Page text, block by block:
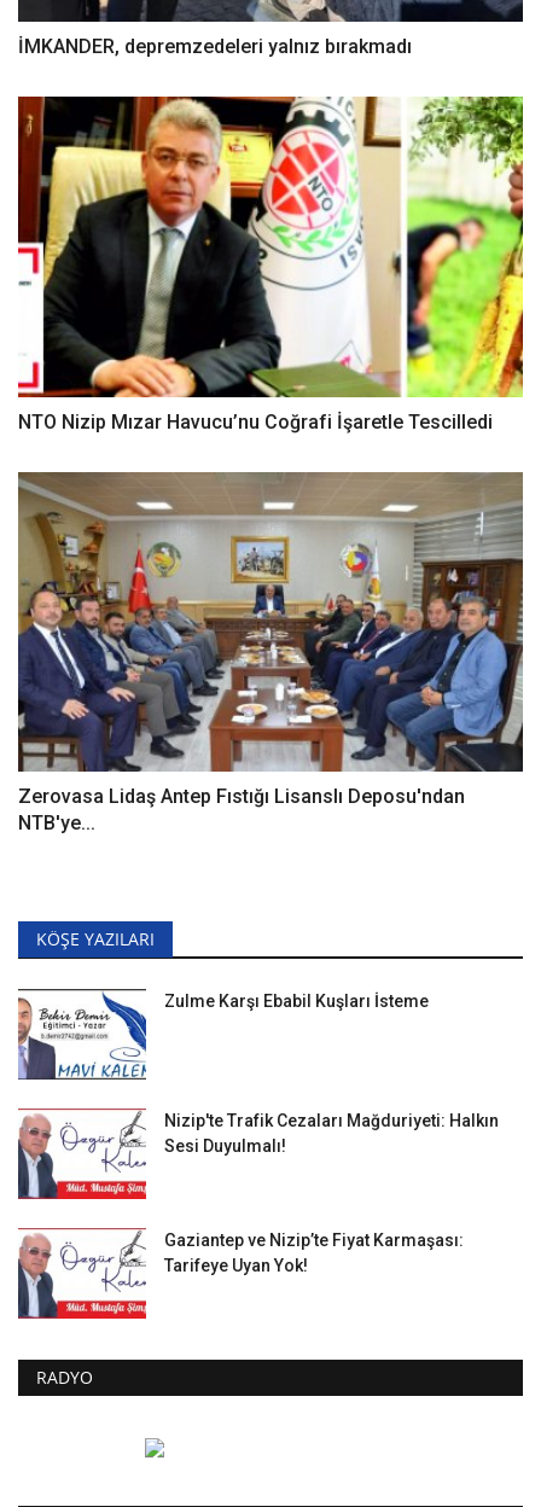
İMKANDER, depremzedeleri yalnız bırakmadı
NTO Nizip Mızar Havucu’nu Coğrafi İşaretle Tescilledi
Zerovasa Lidaş Antep Fıstığı Lisanslı Deposu'ndan
NTB'ye...
KÖŞE YAZILARI
Zulme Karşı Ebabil Kuşları İsteme
Nizip'te Trafik Cezaları Mağduriyeti: Halkın
Sesi Duyulmalı!
Gaziantep ve Nizip’te Fiyat Karmaşası:
Tarifeye Uyan Yok!
RADYO